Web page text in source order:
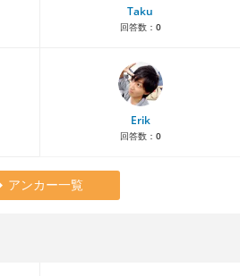
Taku
回答数： 0
Erik
回答数： 0
アンカー一覧